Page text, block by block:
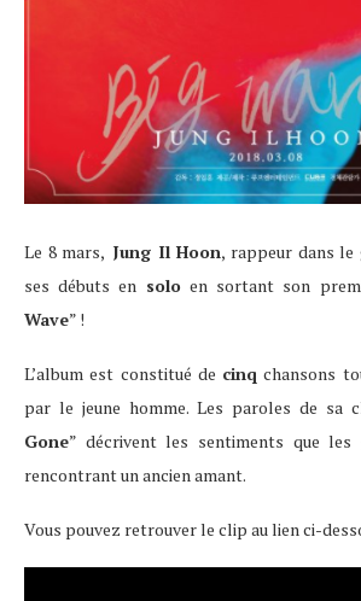
Le 8 mars, Jung Il Hoon, rappeur dans le
ses débuts en soloen sortant son
Wave” !
L’album est constitué de cinq chansons
par le jeune homme. Les paroles de sa
Gone” décrivent les sentiments que les
rencontrant un ancien amant.
Vous pouvez retrouver le clip au lien ci-